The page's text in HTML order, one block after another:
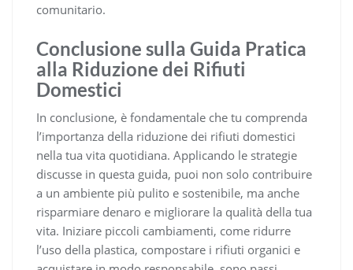
comunitario.
Conclusione sulla Guida Pratica
alla Riduzione dei Rifiuti
Domestici
In conclusione, è fondamentale che tu comprenda
l’importanza della riduzione dei rifiuti domestici
nella tua vita quotidiana. Applicando le strategie
discusse in questa guida, puoi non solo contribuire
a un ambiente più pulito e sostenibile, ma anche
risparmiare denaro e migliorare la qualità della tua
vita. Iniziare piccoli cambiamenti, come ridurre
l’uso della plastica, compostare i rifiuti organici e